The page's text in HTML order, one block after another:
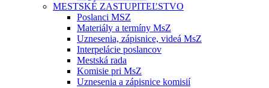
MESTSKÉ ZASTUPITEĽSTVO
Poslanci MSZ
Materiály a termíny MsZ
Uznesenia, zápisnice, videá MsZ
Interpelácie poslancov
Mestská rada
Komisie pri MsZ
Uznesenia a zápisnice komisií